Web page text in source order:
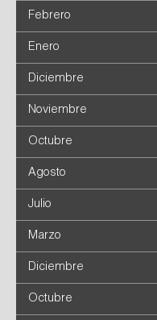
Febrero
Enero
Diciembre
Noviembre
Octubre
Agosto
Julio
Marzo
Diciembre
Octubre